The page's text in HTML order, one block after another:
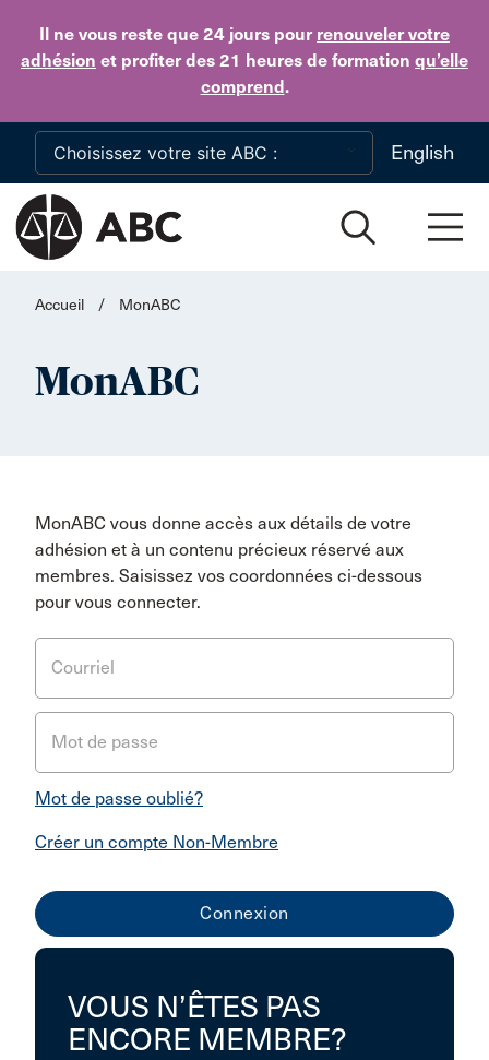
Il ne vous reste que 24 jours pour renouveler votre
adhésion et profiter des 21 heures de formation qu’elle
comprend.
Skip to main content
English
Accueil / MonABC
MonABC
MonABC vous donne accès aux détails de votre
adhésion et à un contenu précieux réservé aux
membres. Saisissez vos coordonnées ci-dessous
pour vous connecter.
Courriel
Mot de passe
Mot de passe oublié?
Créer un compte Non-Membre
VOUS N’ÊTES PAS
ENCORE MEMBRE?